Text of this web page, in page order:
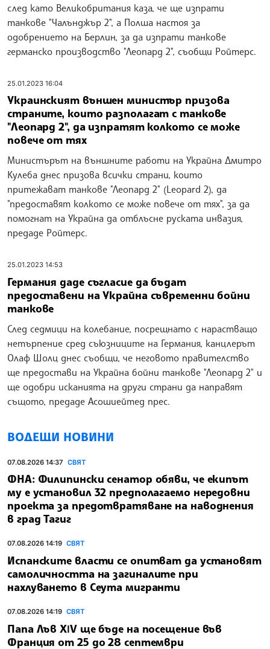
след като Великобритания каза, че ще изпрати
танкове "Чалънджър 2", а Полша настоя за
одобрението на Берлин, за да изпрати танкове
германско производство "Леопард 2", съобщи Ройтерс.
25.01.2023 16:04
Украинският външен министър призова
страните, които разполагат с танкове
"Леопард 2", да изпратят колкото се може
повече от тях
Министърът на външните работи на Украйна Дмитро
Кулеба днес призова всички страни, които
притежават танкове "Леопард 2" (Leopard 2), да
"предоставят колкото се може повече от тях", за да
помогнат на Украйна да отблъсне руската инвазия,
предаде Ройтерс.
25.01.2023 14:53
Германия даде съгласие да бъдат
предоставени на Украйна съвременни бойни
танкове
След седмици на колебание, посрещнато с нарастващо
нетърпение сред съюзниците на Германия, канцлерът
Олаф Шолц днес съобщи, че неговото правителство
ще предостави на Украйна бойни танкове "Леопард 2" и
ще одобри исканията на други страни да направят
същото, предаде Асошиейтед прес.
ВОДЕЩИ НОВИНИ
07.08.2026 14:37 СВЯТ
ФНА: Филипински сенатор обяви, че екипът
му е установил 32 предполагаемо нередовни
проекта за предотвратяване на наводнения
в град Тагиг
07.08.2026 14:19 СВЯТ
Испанските власти се опитват да установят
самоличността на загиналите при
нахлуването в Сеута мигранти
07.08.2026 14:19 СВЯТ
Папа Лъв ХІV ще бъде на посещение във
Франция от 25 до 28 септември